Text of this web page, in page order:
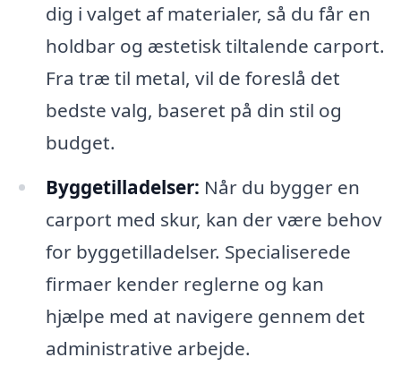
dig i valget af materialer, så du får en
holdbar og æstetisk tiltalende carport.
Fra træ til metal, vil de foreslå det
bedste valg, baseret på din stil og
budget.
Byggetilladelser: Når du bygger en
carport med skur, kan der være behov
for byggetilladelser. Specialiserede
firmaer kender reglerne og kan
hjælpe med at navigere gennem det
administrative arbejde.